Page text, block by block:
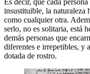
Es decir, que cada
insustituible, la naturaleza
como cualquier otra.
serlo, no es solitaria, está
demás personas que
diferentes e irrepetibles, y
dotada de rostro.